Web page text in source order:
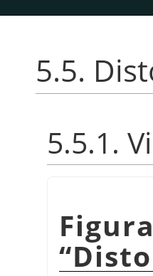
5.5.
5.5.1.
“